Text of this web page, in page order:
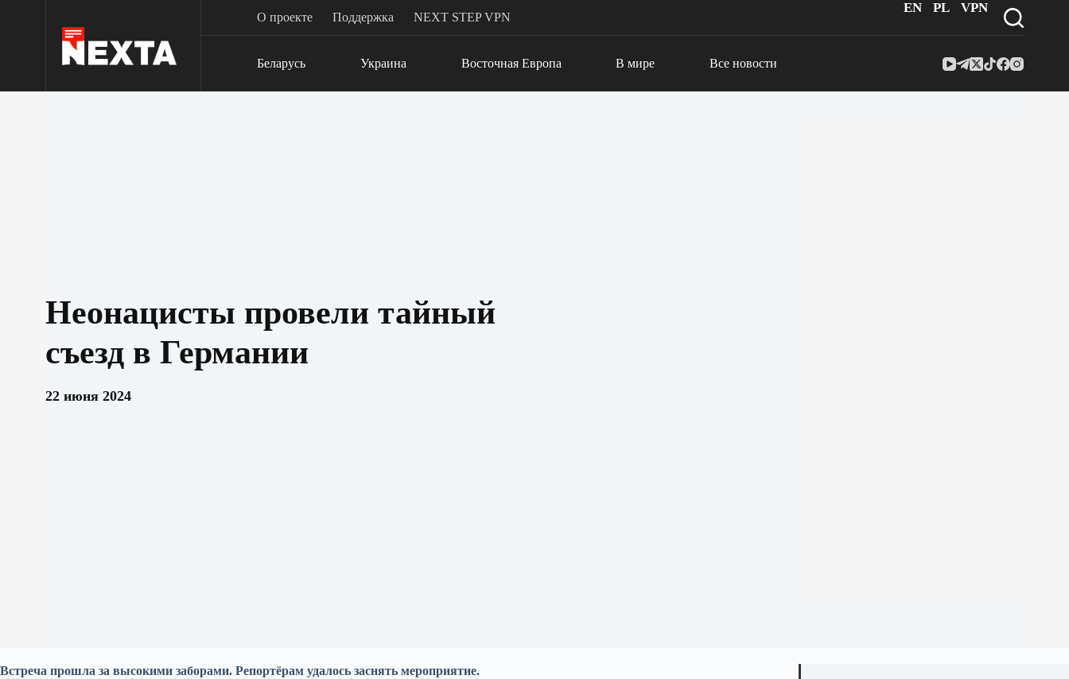
О проекте Поддержка NEXT STEP VPN
EN PL VPN
Беларусь Украина Восточная Европа В мире Все новости
Неонацисты провели тайный
съезд в Германии
22 июня 2024
Встреча прошла за высокими заборами. Репортёрам удалось заснять мероприятие.